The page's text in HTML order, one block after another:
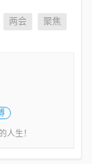
两会 聚焦
人生！